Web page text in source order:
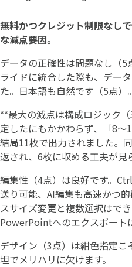
無料かつクレジット制限なし
な減点要因。
データの正確性は問題なし（
ライドに統合した際も、デー
た。日本語も自然です（5点）。
**最大の減点は構成ロジック
定したにもかかわらず、「8〜
結局11枚で出力されました。
返され、6枚に収める工夫が見
編集性（4点）は良好です。
送り可能、AI編集も高速かつ
スサイズ変更と複数選択はで
PowerPointへのエクスポート
デザイン（3点）は紺色指定
坦でメリハリに欠けます。